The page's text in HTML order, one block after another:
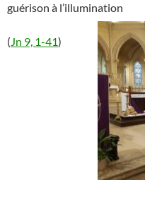
guérison à l’illumination
(Jn 9, 1-41)